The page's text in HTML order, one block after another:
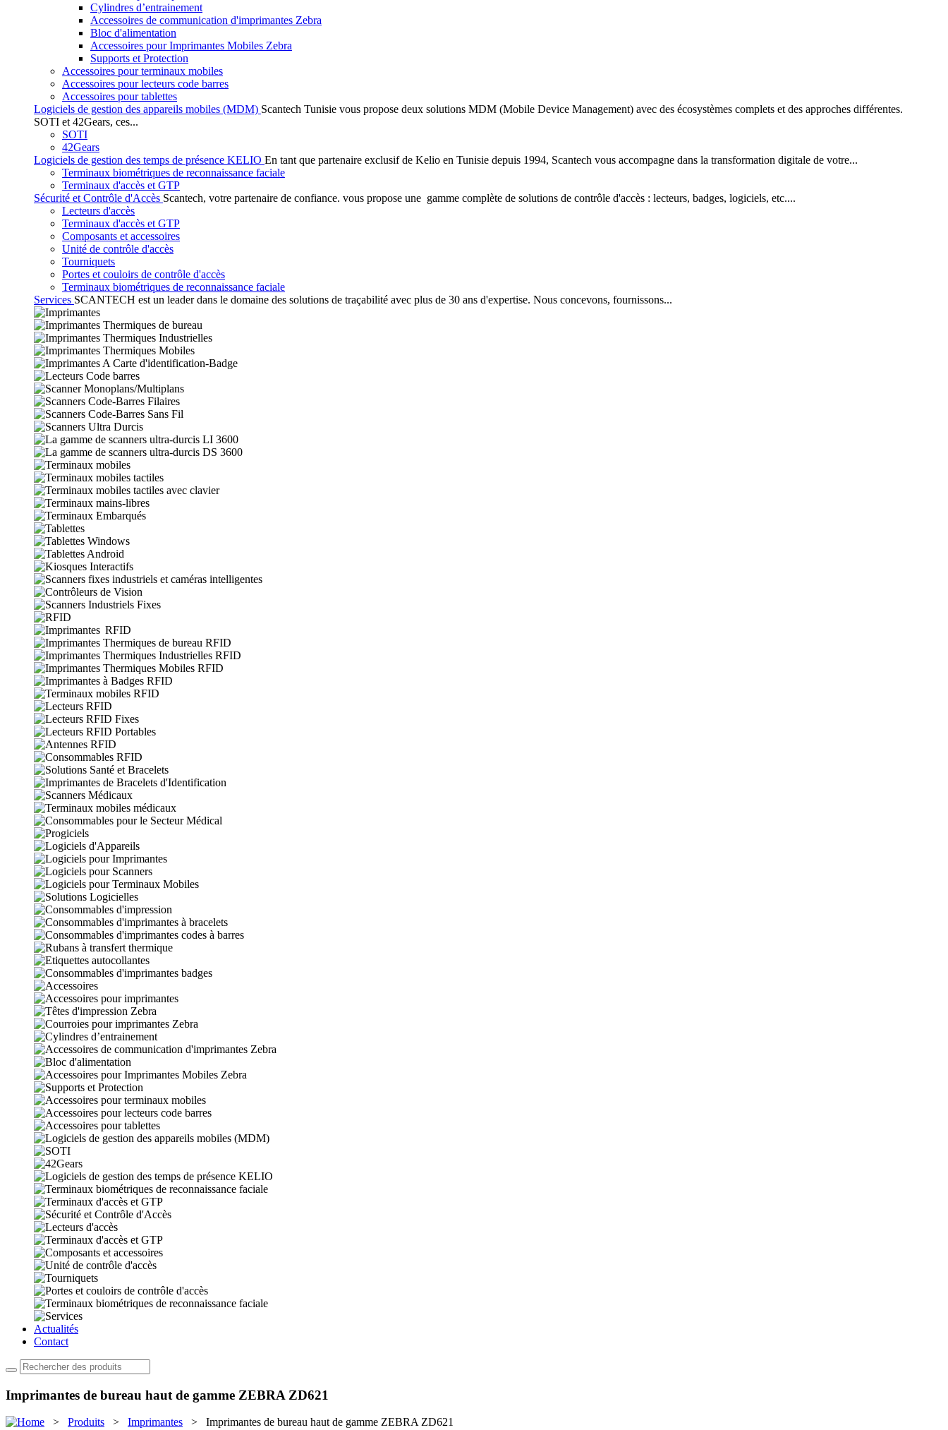
Cylindres d’entrainement
Accessoires de communication d'imprimantes Zebra
Bloc d'alimentation
Accessoires pour Imprimantes Mobiles Zebra
Supports et Protection
Accessoires pour terminaux mobiles
Accessoires pour lecteurs code barres
Accessoires pour tablettes
Logiciels de gestion des appareils mobiles (MDM) Scantech Tunisie vous propose deux solutions MDM (Mobile Device Management) avec des écosystèmes complets et des approches différentes.
SOTI et 42Gears, ces...
SOTI
42Gears
Logiciels de gestion des temps de présence KELIO En tant que partenaire exclusif de Kelio en Tunisie depuis 1994, Scantech vous accompagne dans la transformation digitale de votre...
Terminaux biométriques de reconnaissance faciale
Terminaux d'accès et GTP
Sécurité et Contrôle d'Accès Scantech, votre partenaire de confiance. vous propose une gamme complète de solutions de contrôle d'accès : lecteurs, badges, logiciels, etc....
Lecteurs d'accès
Terminaux d'accès et GTP
Composants et accessoires
Unité de contrôle d'accès
Tourniquets
Portes et couloirs de contrôle d'accès
Terminaux biométriques de reconnaissance faciale
Services SCANTECH est un leader dans le domaine des solutions de traçabilité avec plus de 30 ans d'expertise. Nous concevons, fournissons...
Actualités
Contact
Imprimantes de bureau haut de gamme ZEBRA ZD621
> Produits > Imprimantes > Imprimantes de bureau haut de gamme ZEBRA ZD621